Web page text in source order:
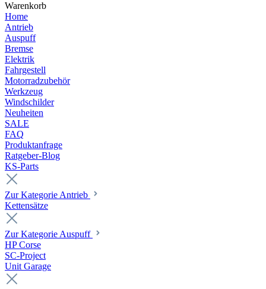
Warenkorb
Home
Antrieb
Auspuff
Bremse
Elektrik
Fahrgestell
Motorradzubehör
Werkzeug
Windschilder
Neuheiten
SALE
FAQ
Produktanfrage
Ratgeber-Blog
KS-Parts
Zur Kategorie Antrieb
Kettensätze
Zur Kategorie Auspuff
HP Corse
SC-Project
Unit Garage